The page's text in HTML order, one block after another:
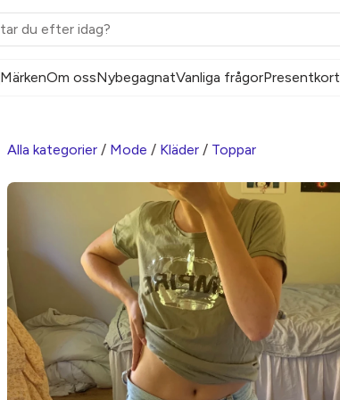
MärkenOm ossNybegagnatVanliga frågorPresentkort
Alla kategorier / Mode / Kläder / Toppar